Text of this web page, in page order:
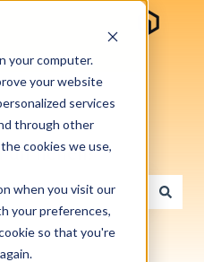
your computer.
your website
services
through other
cookies we use,
when you visit our
your preferences,
so that you're
dir helfen?
Suchfeld leer ist.